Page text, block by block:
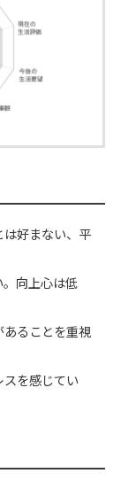
好まない、平
向上心は低
ることを重視
を感じてい